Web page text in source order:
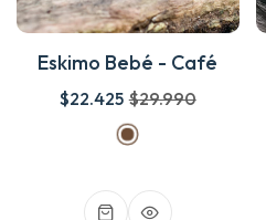
Eskimo Bebé - Café
$22.425 $29.990